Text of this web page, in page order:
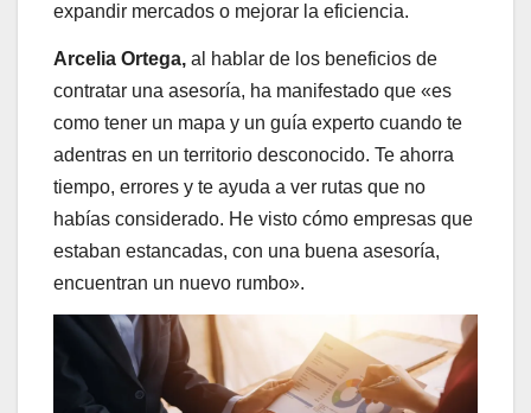
expandir mercados o mejorar la eficiencia.
Arcelia Ortega, al hablar de los beneficios de
contratar una asesoría, ha manifestado que «es
como tener un mapa y un guía experto cuando te
adentras en un territorio desconocido. Te ahorra
tiempo, errores y te ayuda a ver rutas que no
habías considerado. He visto cómo empresas que
estaban estancadas, con una buena asesoría,
encuentran un nuevo rumbo».